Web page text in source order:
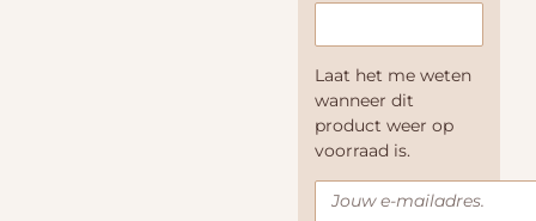
Laat het me weten
wanneer dit
product weer op
voorraad is.